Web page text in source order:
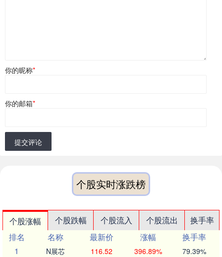
你的昵称*
你的邮箱*
提交评论
个股实时涨跌榜
个股涨幅 个股跌幅 个股流入 个股流出
换手率
排名
名称 最新价 涨幅
换手率
1
N展芯 116.52 396.89% 79.39%